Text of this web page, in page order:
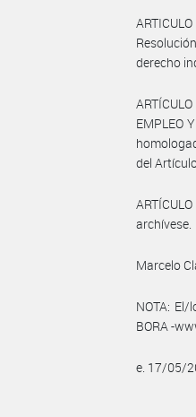
derecho
EMPLEO
del
archívese.
Marcelo
NOTA:
BORA -
e. 17/05/